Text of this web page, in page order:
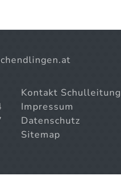
Kontakt Schulleitung
Impressum
Datenschutz
Sitemap